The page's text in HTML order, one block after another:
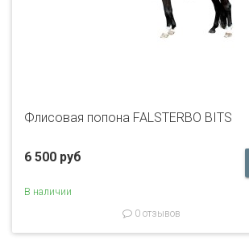
Флисовая попона FALSTERBO BITS
6 500 руб
В наличии
0 отзывов